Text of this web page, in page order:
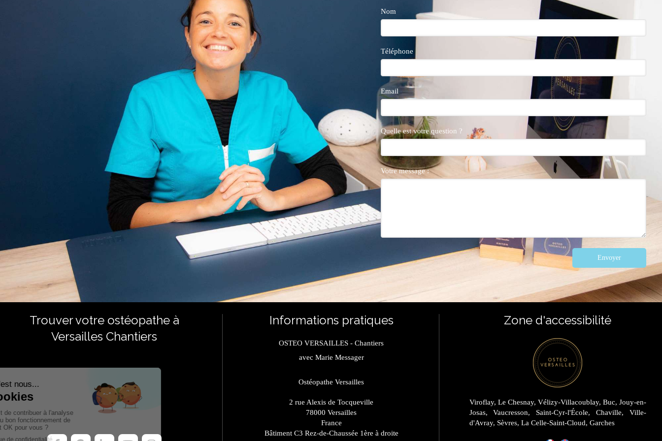
Nom
Téléphone
Email
Quelle est votre question ?
Votre message :
Envoyer
Trouver votre ostéopathe à
Versailles Chantiers
Informations pratiques
OSTEO VERSAILLES - Chantiers
avec Marie Messager
Ostéopathe Versailles
2 rue Alexis de Tocqueville
78000 Versailles
France
Bâtiment C3 Rez-de-Chaussée 1ère à droite
Zone d'accessibilité
Viroflay, Le Chesnay, Vélizy-Villacoublay, Buc, Jouy-en-
Josas, Vaucresson, Saint-Cyr-l'École, Chaville, Ville-
d'Avray, Sèvres, La Celle-Saint-Cloud, Garches